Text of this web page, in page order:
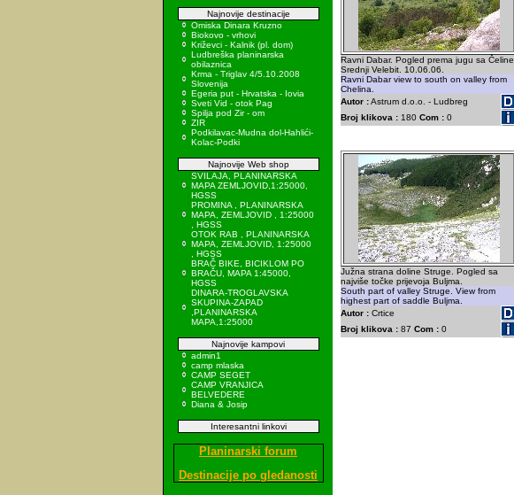
Najnovije destinacije
Omiska Dinara Kruzno
Biokovo - vrhovi
Križevci - Kalnik (pl. dom)
Ludbreška planinarska
obilaznica
Krma - Triglav 4/5.10.2008
Slovenija
Egeria put - Hrvatska - Iovia
Sveti Vid - otok Pag
Spilja pod Zir - om
ZIR
Podkilavac-Mudna dol-Hahlići-
Kolac-Podki
Najnovije Web shop
SVILAJA, PLANINARSKA
MAPA ZEMLJOVID,1:25000,
HGSS
PROMINA , PLANINARSKA
MAPA, ZEMLJOVID , 1:25000
, HGSS
OTOK RAB , PLANINARSKA
MAPA, ZEMLJOVID, 1:25000
, HGSS
BRAČ BIKE, BICIKLOM PO
BRAČU, MAPA 1:45000,
HGSS
DINARA-TROGLAVSKA
SKUPINA-ZAPAD
,PLANINARSKA
MAPA,1:25000
Najnovije kampovi
admin1
camp mlaska
CAMP SEGET
CAMP VRANJICA
BELVEDERE
Diana & Josip
Interesantni linkovi
Planinarski forum
Destinacije po gledanosti
Ravni Dabar. Pogled prema jugu sa Čeline.
Srednji Velebit. 10.06.06.
Ravni Dabar view to south on valley from
Chelina.
Autor :Astrum d.o.o. - Ludbreg
Broj klikova : 180 Com : 0
Južna strana doline Struge. Pogled sa
najviše točke prijevoja Buljma.
South part of valley Struge. View from
highest part of saddle Buljma.
Autor : Crtice
Broj klikova : 87 Com : 0